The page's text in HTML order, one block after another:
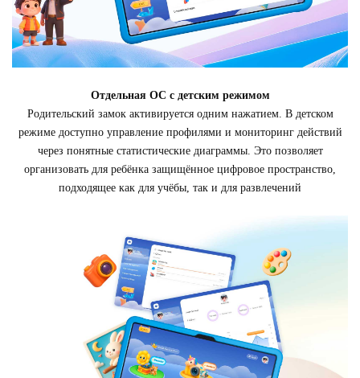
Отдельная ОС с детским режимом
Родительский замок активируется одним нажатием. В детском
режиме доступно управление профилями и мониторинг действий
через понятные статистические диаграммы. Это позволяет
организовать для ребёнка защищённое цифровое пространство,
подходящее как для учёбы, так и для развлечений